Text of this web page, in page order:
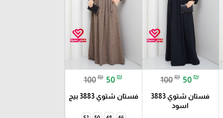
100₪ 50 ₪
فستان شتوي 3883
اسود
100₪ 50 ₪
فستان شتوي 3883 بيج